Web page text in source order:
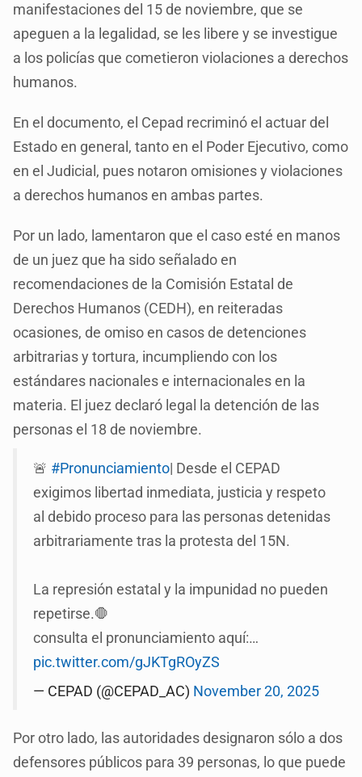
manifestaciones del 15 de noviembre, que se
apeguen a la legalidad, se les libere y se investigue
a los policías que cometieron violaciones a derechos
humanos.
En el documento, el Cepad recriminó el actuar del
Estado en general, tanto en el Poder Ejecutivo, como
en el Judicial, pues notaron omisiones y violaciones
a derechos humanos en ambas partes.
Por un lado, lamentaron que el caso esté en manos
de un juez que ha sido señalado en
recomendaciones de la Comisión Estatal de
Derechos Humanos (CEDH), en reiteradas
ocasiones, de omiso en casos de detenciones
arbitrarias y tortura, incumpliendo con los
estándares nacionales e internacionales en la
materia. El juez declaró legal la detención de las
personas el 18 de noviembre.
🚨 #Pronunciamiento | Desde el CEPAD
exigimos libertad inmediata, justicia y respeto
al debido proceso para las personas detenidas
arbitrariamente tras la protesta del 15N.
La represión estatal y la impunidad no pueden
repetirse.🛑
consulta el pronunciamiento aquí:…
pic.twitter.com/gJKTgROyZS
— CEPAD (@CEPAD_AC) November 20, 2025
Por otro lado, las autoridades designaron sólo a dos
defensores públicos para 39 personas, lo que puede